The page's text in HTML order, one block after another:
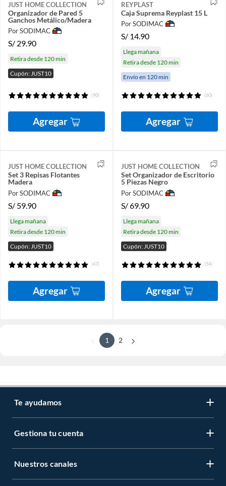
JUST HOME COLLECTION
Organizador de Pared 5
Ganchos Metálico/Madera
Por SODIMAC
S/ 29.90
Retira desde 120 min
Cupón: JUST10
(90)
Agregar
REYPLAST
Caja Suprema Reyplast 15 L
Por SODIMAC
S/ 14.90
Llega mañana
Retira desde 120 min
Envío en 120 min
(60)
Agregar
JUST HOME COLLECTION
Set 3 Repisas Flotantes
Madera
Por SODIMAC
S/ 59.90
Llega mañana
Retira desde 120 min
Cupón: JUST10
(47)
Agregar
JUST HOME COLLECTION
Set Organizador de Escritorio
5 Piezas Negro
Por SODIMAC
S/69.90
Llega mañana
Retira desde 120 min
Cupón: JUST10
(54)
Agregar
1 2
Te ayudamos
Gestiona tu cuenta
Nuestros canales